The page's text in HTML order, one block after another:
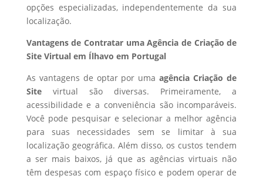
opções especializadas, independentemente da sua
localização.
Vantagens de Contratar uma Agência de Criação de
Site Virtual em Ílhavo em Portugal
As vantagens de optar por umaagência Criação de
Sitevirtual são diversas. Primeiramente, a
acessibilidade e a conveniência são incomparáveis.
Você pode pesquisar e selecionar a melhor agência
para suas necessidades sem se limitar à sua
localização geográfica. Além disso, os custos tendem
a ser mais baixos, já que as agências virtuais não
têm despesas com espaço físico e podem operar de